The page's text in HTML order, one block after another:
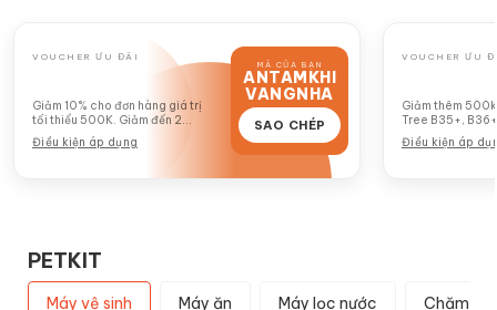
VOUCHER ƯU ĐÃI
Giảm 10% cho đơn hàng giá trị
tối thiểu 500K. Giảm đến 2
TRIỆU
Điều kiện áp dụng
MÃ CỦA BẠN
ANTAMKHI
VANGNHA
SAO CHÉP
VOUCHER ƯU
Giảm thêm
Tree B35+,
Điều kiện áp
PETKIT
Máy vệ sinh Máy ăn Máy lọc nước Chăm